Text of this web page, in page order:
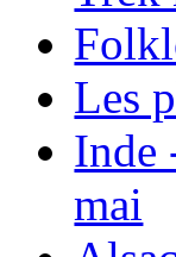
Les
Inde
mai